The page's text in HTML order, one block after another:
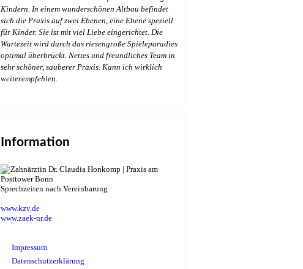
Kindern. In einem wunderschönen Altbau befindet
sich die Praxis auf zwei Ebenen, eine Ebene speziell
für Kinder. Sie ist mit viel Liebe eingerichtet. Die
Wartezeit wird durch das riesengroße Spieleparadies
optimal überbrückt. Nettes und freundliches Team in
sehr schöner, sauberer Praxis. Kann ich wirklich
weiterempfehlen.
← →
Information
Sprechzeiten nach Vereinbarung
www.kzv.de
www.zaek-nr.de
Impressum
Datenschutzerklärung